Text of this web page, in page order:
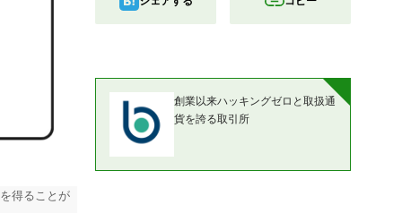
得ることが
創業以来ハッキングゼロと取扱通
貨を誇る取引所